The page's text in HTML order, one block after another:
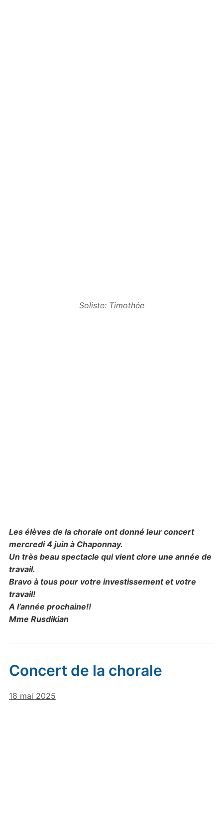
Soliste: Timothée
Les élèves de la chorale ont donné leur concert
mercredi 4 juin à Chaponnay.
Un très beau spectacle qui vient clore une année de
travail.
Bravo à tous pour votre investissement et votre
travail!
A l’année prochaine!!
Mme Rusdikian
Concert de la chorale
18 mai 2025